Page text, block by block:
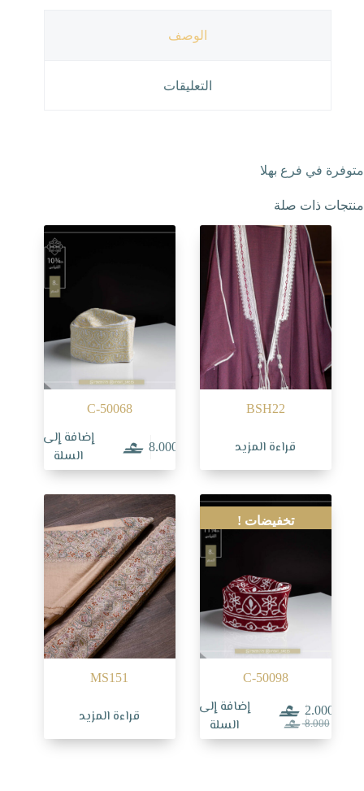
الوصف
التعليقات
متوفرة في فرع بهلا
منتجات ذات صلة
BSH22
قراءة المزيد
C-50068
8.000
إضافة إلى
السلة
تخفيضات !
C-50098
8.000السعر
الأصلي
2.000
السعر
الحالي
إضافة إلى
السلة
MS151
قراءة المزيد